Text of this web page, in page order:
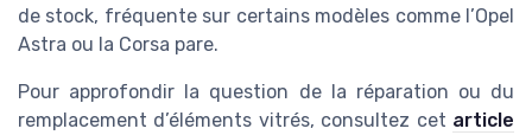
de stock, fréquente sur certains modèles comme l’Opel
Astra ou la Corsa pare.
Pour approfondir la question de la réparation ou du
remplacement d’éléments vitrés, consultez cet article